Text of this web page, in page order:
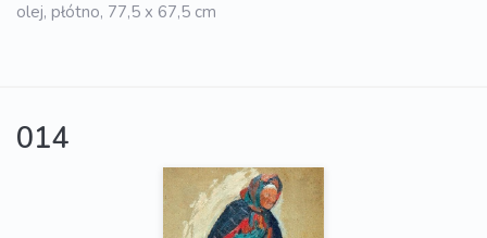
olej, płótno, 77,5 x 67,5 cm
014